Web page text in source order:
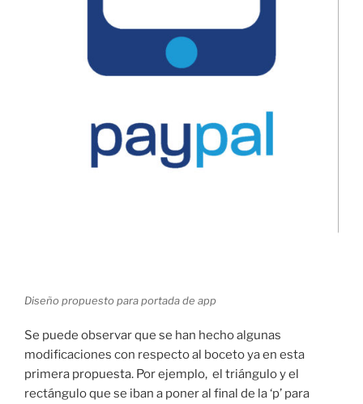
Diseño propuesto para portada de app
Se puede observar que se han hecho algunas
modificaciones con respecto al boceto ya en esta
primera propuesta. Por ejemplo, el triángulo y el
rectángulo que se iban a poner al final de la ‘p’ para